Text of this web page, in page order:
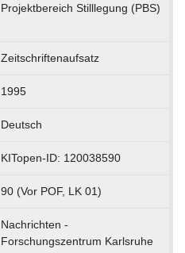
Projektbereich Stilllegung (PBS)
Zeitschriftenaufsatz
1995
Deutsch
KITopen-ID: 120038590
90 (Vor POF, LK 01)
Nachrichten -
Forschungszentrum Karlsruhe